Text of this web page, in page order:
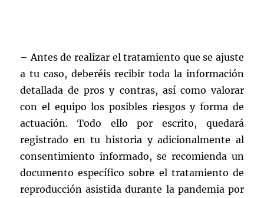
– Antes de realizar el tratamiento que se ajuste
a tu caso, deberéis recibir toda la información
detallada de pros y contras, así como valorar
con el equipo los posibles riesgos y forma de
actuación. Todo ello por escrito, quedará
registrado en tu historia y adicionalmente al
consentimiento informado, se recomienda un
documento específico sobre el tratamiento de
reproducción asistida durante la pandemia por